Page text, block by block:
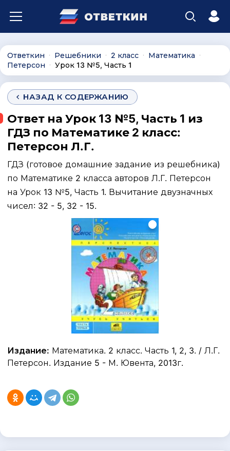
Ответкин ∙ Решебники ∙ 2 класс ∙ Математика ∙
Петерсон ∙ Урок 13 №5, Часть 1
НАЗАД К СОДЕРЖАНИЮ
Ответ на Урок 13 №5, Часть 1 из
ГДЗ по Математике 2 класс:
Петерсон Л.Г.
ГДЗ (готовое домашние задание из решебника)
по Математике 2 класса авторов Л.Г. Петерсон
на Урок 13 №5, Часть 1. Вычитание двузначных
чисел: 32 - 5, 32 - 15.
Издание: Математика. 2 класс. Часть 1, 2, 3. / Л.Г.
Петерсон. Издание 5 - М. Ювента, 2013г.